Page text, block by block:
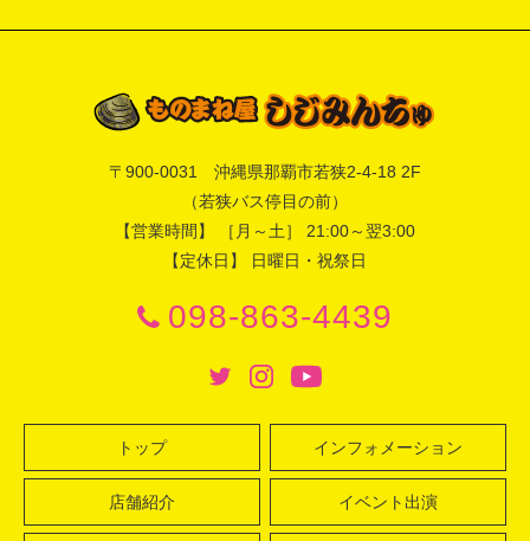
〒 900-0031 沖縄県那覇市若狭2-4-18 2F
（若狭バス停目の前）
【営業時間】 ［月～土］ 21:00～翌3:00
【定休日】 日曜日・祝祭日
098-863-4439
トップ インフォメーション
店舗紹介 イベント出演